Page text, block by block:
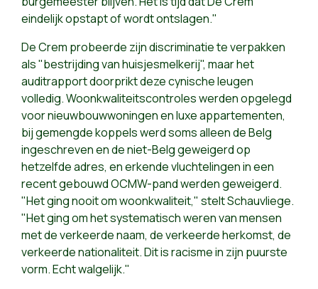
eindelijk opstapt of wordt ontslagen."
De Crem probeerde zijn discriminatie te verpakken
als "bestrijding van huisjesmelkerij", maar het
auditrapport doorprikt deze cynische leugen
volledig. Woonkwaliteitscontroles werden opgelegd
voor nieuwbouwwoningen en luxe appartementen,
bij gemengde koppels werd soms alleen de Belg
ingeschreven en de niet-Belg geweigerd op
hetzelfde adres, en erkende vluchtelingen in een
recent gebouwd OCMW-pand werden geweigerd.
"Het ging nooit om woonkwaliteit," stelt Schauvliege.
"Het ging om het systematisch weren van mensen
met de verkeerde naam, de verkeerde herkomst, de
verkeerde nationaliteit. Dit is racisme in zijn puurste
vorm. Echt walgelijk."